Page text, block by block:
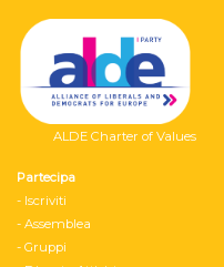
ALDE Charter of Values
Partecipa
- Iscriviti
- Assemblea
- Gruppi